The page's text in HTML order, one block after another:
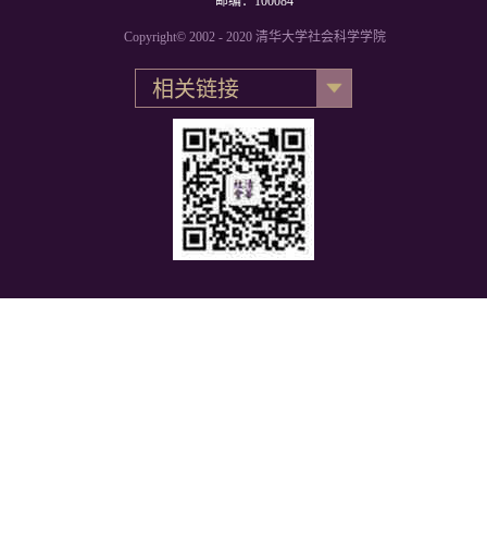
Copyright© 2002 - 2020 清华大学社会科学学院